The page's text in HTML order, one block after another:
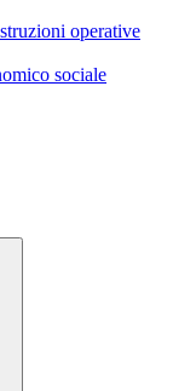
operative
sociale